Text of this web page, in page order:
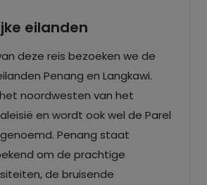
eilanden
deze reis bezoeken we de
Penang en Langkawi.
noordwesten van het
en wordt ook wel de Parel
Penang staat
om de prachtige
de bruisende